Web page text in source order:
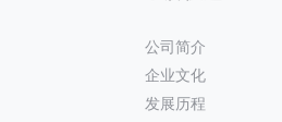
公司简介
企业文化
发展历程